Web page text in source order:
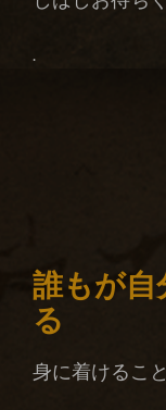
.
誰もが自
る
身に着けるこ